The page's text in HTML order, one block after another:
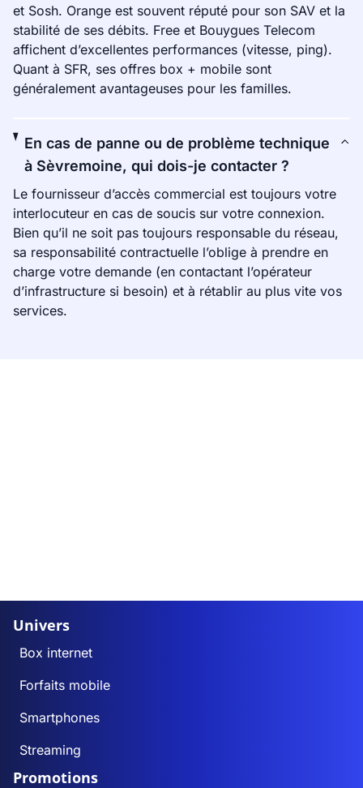
et Sosh. Orange est souvent réputé pour son SAV et la
stabilité de ses débits. Free et Bouygues Telecom
affichent d’excellentes performances (vitesse, ping).
Quant à SFR, ses offres box + mobile sont
généralement avantageuses pour les familles.
En cas de panne ou de problème technique
à Sèvremoine, qui dois-je contacter ?
Le fournisseur d’accès commercial est toujours votre
interlocuteur en cas de soucis sur votre connexion.
Bien qu’il ne soit pas toujours responsable du réseau,
sa responsabilité contractuelle l’oblige à prendre en
charge votre demande (en contactant l’opérateur
d’infrastructure si besoin) et à rétablir au plus vite vos
services.
Univers
Box internet
Forfaits mobile
Smartphones
Streaming
Promotions